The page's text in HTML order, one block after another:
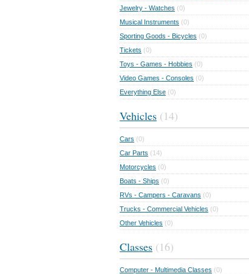
Jewelry - Watches (0)
Musical Instruments (0)
Sporting Goods - Bicycles (0)
Tickets (0)
Toys - Games - Hobbies (0)
Video Games - Consoles (0)
Everything Else (0)
Vehicles (14)
Cars (0)
Car Parts (14)
Motorcycles (0)
Boats - Ships (0)
RVs - Campers - Caravans (0)
Trucks - Commercial Vehicles (0)
Other Vehicles (0)
Classes (16)
Computer - Multimedia Classes (0)